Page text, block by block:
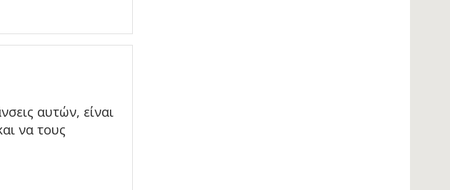
αυτών, είναι
να τους